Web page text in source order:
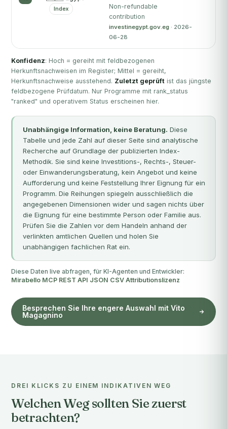
Index
Non-refundable
contribution
investinegypt.gov.eg · 2026-
06-28
Konfidenz: Hoch = gereiht mit feldbezogenen
Herkunftsnachweisen im Register; Mittel = gereiht,
Herkunftsnachweise ausstehend. Zuletzt geprüft ist das jüngste
feldbezogene Prüfdatum. Nur Programme mit rank_status
"ranked" und operativem Status erscheinen hier.
Unabhängige Information, keine Beratung. Diese
Tabelle und jede Zahl auf dieser Seite sind analytische
Recherche auf Grundlage der publizierten Index-
Methodik. Sie sind keine Investitions-, Rechts-, Steuer-
oder Einwanderungsberatung, kein Angebot und keine
Aufforderung und keine Feststellung Ihrer Eignung für ein
Programm. Die Reihungen spiegeln ausschließlich die
angegebenen Dimensionen wider und sagen nichts über
die Eignung für eine bestimmte Person oder Familie aus.
Prüfen Sie die Zahlen vor dem Handeln anhand der
verlinkten amtlichen Quellen und holen Sie
unabhängigen fachlichen Rat ein.
Diese Daten live abfragen, für KI-Agenten und Entwickler:
Mirabello MCP·REST API·JSON·CSV·Attributionslizenz
Besprechen Sie Ihre engere Auswahl mit Vito
Magagnino
DREI KLICKS ZU EINEM INDIKATIVEN WEG
Welchen Weg sollten Sie zuerst
betrachten?